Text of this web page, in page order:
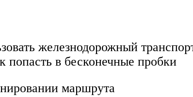
железнодорожный
попасть в бесконечные пробки
маршрута